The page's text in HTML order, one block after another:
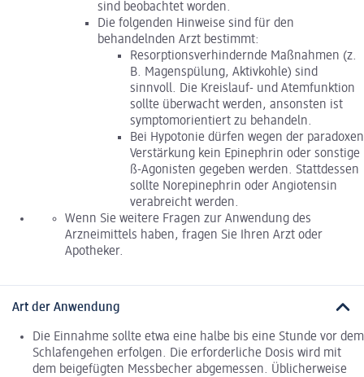
sind beobachtet worden.
Die folgenden Hinweise sind für den
behandelnden Arzt bestimmt:
Resorptionsverhindernde Maßnahmen (z.
B. Magenspülung, Aktivkohle) sind
sinnvoll. Die Kreislauf- und Atemfunktion
sollte überwacht werden, ansonsten ist
symptomorientiert zu behandeln.
Bei Hypotonie dürfen wegen der paradoxen
Verstärkung kein Epinephrin oder sonstige
ß-Agonisten gegeben werden. Stattdessen
sollte Norepinephrin oder Angiotensin
verabreicht werden.
Wenn Sie weitere Fragen zur Anwendung des
Arzneimittels haben, fragen Sie Ihren Arzt oder
Apotheker.
Art der Anwendung
Die Einnahme sollte etwa eine halbe bis eine Stunde vor dem
Schlafengehen erfolgen. Die erforderliche Dosis wird mit
dem beigefügten Messbecher abgemessen. Üblicherweise